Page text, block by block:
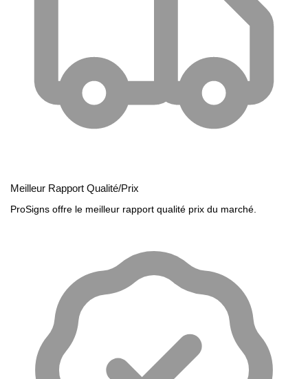
Meilleur Rapport Qualité/Prix
ProSigns offre le meilleur rapport qualité prix du marché.